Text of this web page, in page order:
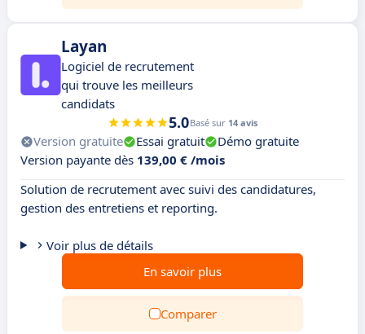
Layan
Logiciel de recrutement
qui trouve les meilleurs
candidats
5.0Basé sur 14 avis
Version gratuite Essai gratuit
Démo gratuite
Version payante dès 139,00 € /mois
Solution de recrutement avec suivi des candidatures,
gestion des entretiens et reporting.
Voir plus de détails
En savoir plus
Comparer